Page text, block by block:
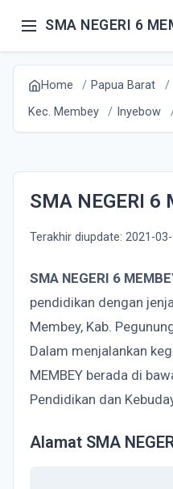
SMA NEGERI 6
Home Papua Barat
Kec. Membey
Inyebow
SMA NEGERI 6
Terakhir diupdate: 2021-
SMA NEGERI 6
pendidikan dengan
Membey, Kab.
Dalam menjalankan
MEMBEY berada di
Pendidikan dan
Alamat SMA